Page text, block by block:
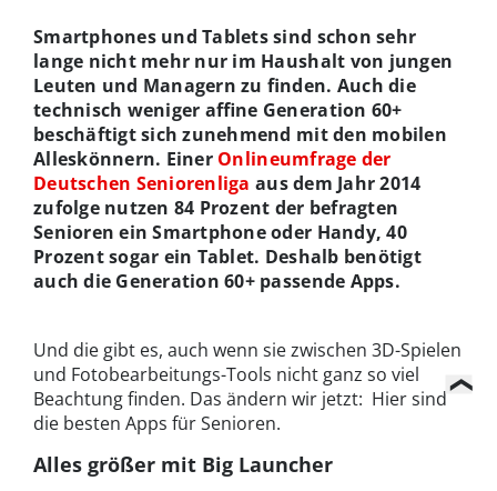
Smartphones und Tablets sind schon sehr
lange nicht mehr nur im Haushalt von jungen
Leuten und Managern zu finden. Auch die
technisch weniger affine Generation 60+
beschäftigt sich zunehmend mit den mobilen
Alleskönnern. Einer Onlineumfrage der
Deutschen Seniorenliga aus dem Jahr 2014
zufolge nutzen 84 Prozent der befragten
Senioren ein Smartphone oder Handy, 40
Prozent sogar ein Tablet. Deshalb benötigt
auch die Generation 60+ passende Apps.
Und die gibt es, auch wenn sie zwischen 3D-Spielen
und Fotobearbeitungs-Tools nicht ganz so viel
Beachtung finden. Das ändern wir jetzt: Hier sind
die besten Apps für Senioren.
Alles größer mit Big Launcher